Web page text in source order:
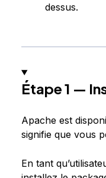
dessus.
Étape 1 —
Apache est
signifie que vous
En tant